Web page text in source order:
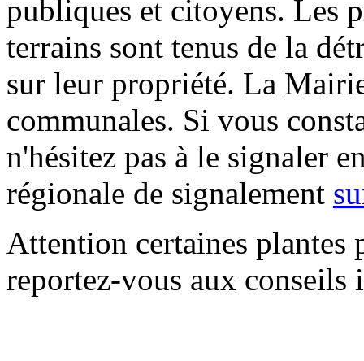
publiques et citoyens. Les
terrains sont tenus de la
sur leur propriété. La
communales. Si vous
n'hésitez pas à le signaler
régionale de signalement
Attention certaines plantes
reportez-vous aux conseils